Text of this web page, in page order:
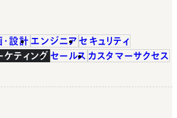
設計 エンジニア セキュリティ
ケティング セールス カスタマーサクセス